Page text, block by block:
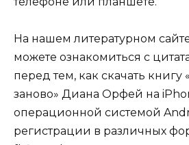
На нашем литературном
можете ознакомиться с
перед тем, как скачать книгу
заново» Диана Орфей на
операционной системой
регистрации в различных